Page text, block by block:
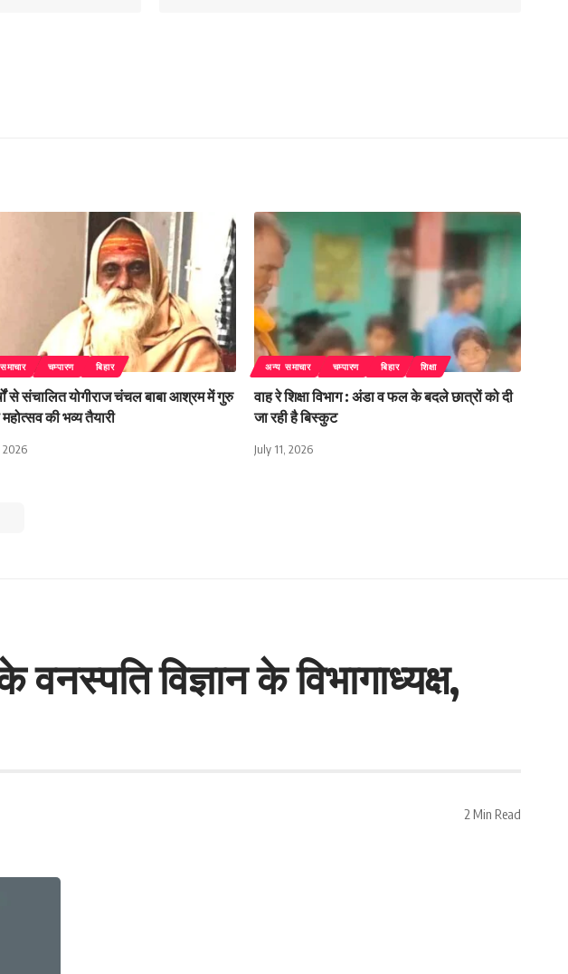
चम्पारण बिहार
से संचालित योगीराज चंचल बाबा आश्रम में गुरु
महोत्सव की भव्य तैयारी
2026
अन्य समाचार चम्पारण बिहार शिक्षा
वाह रे शिक्षा विभाग : अंडा व फल के बदले छात्रों को दी
जा रही है बिस्कुट
July 11, 2026
विज्ञान के विभागाध्यक्ष,
2 Min Read